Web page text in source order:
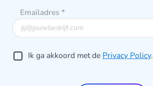
Emailadres *
Ik ga akkoord met de Privacy Policy.